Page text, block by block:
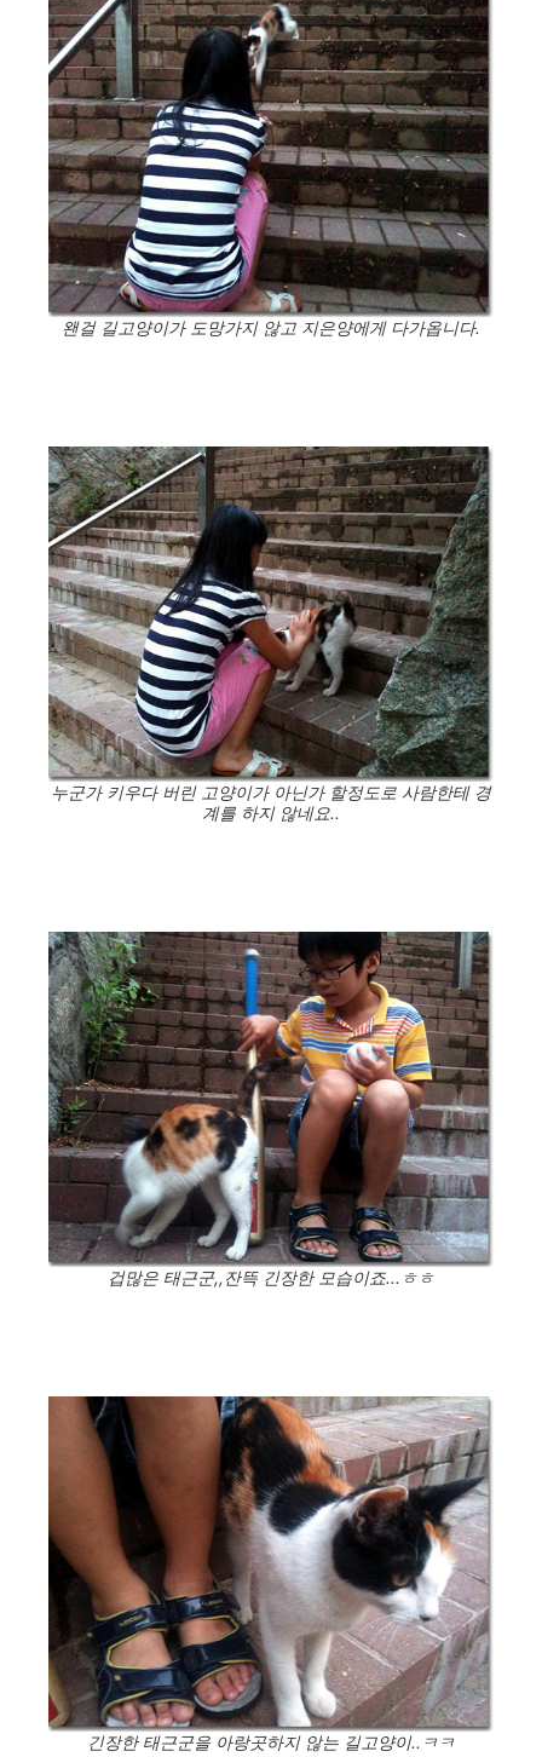
왠걸 길고양이가 도망가지 않고 지은양에게 다가옵니다.
누군가 키우다 버린 고양이가 아닌가 할정도로 사람한테 경
계를 하지 않네요..
겁많은 태근군,,잔뜩 긴장한 모습이죠...ㅎㅎ
긴장한 태근군을 아랑곳하지 않는 길고양이..ㅋㅋ